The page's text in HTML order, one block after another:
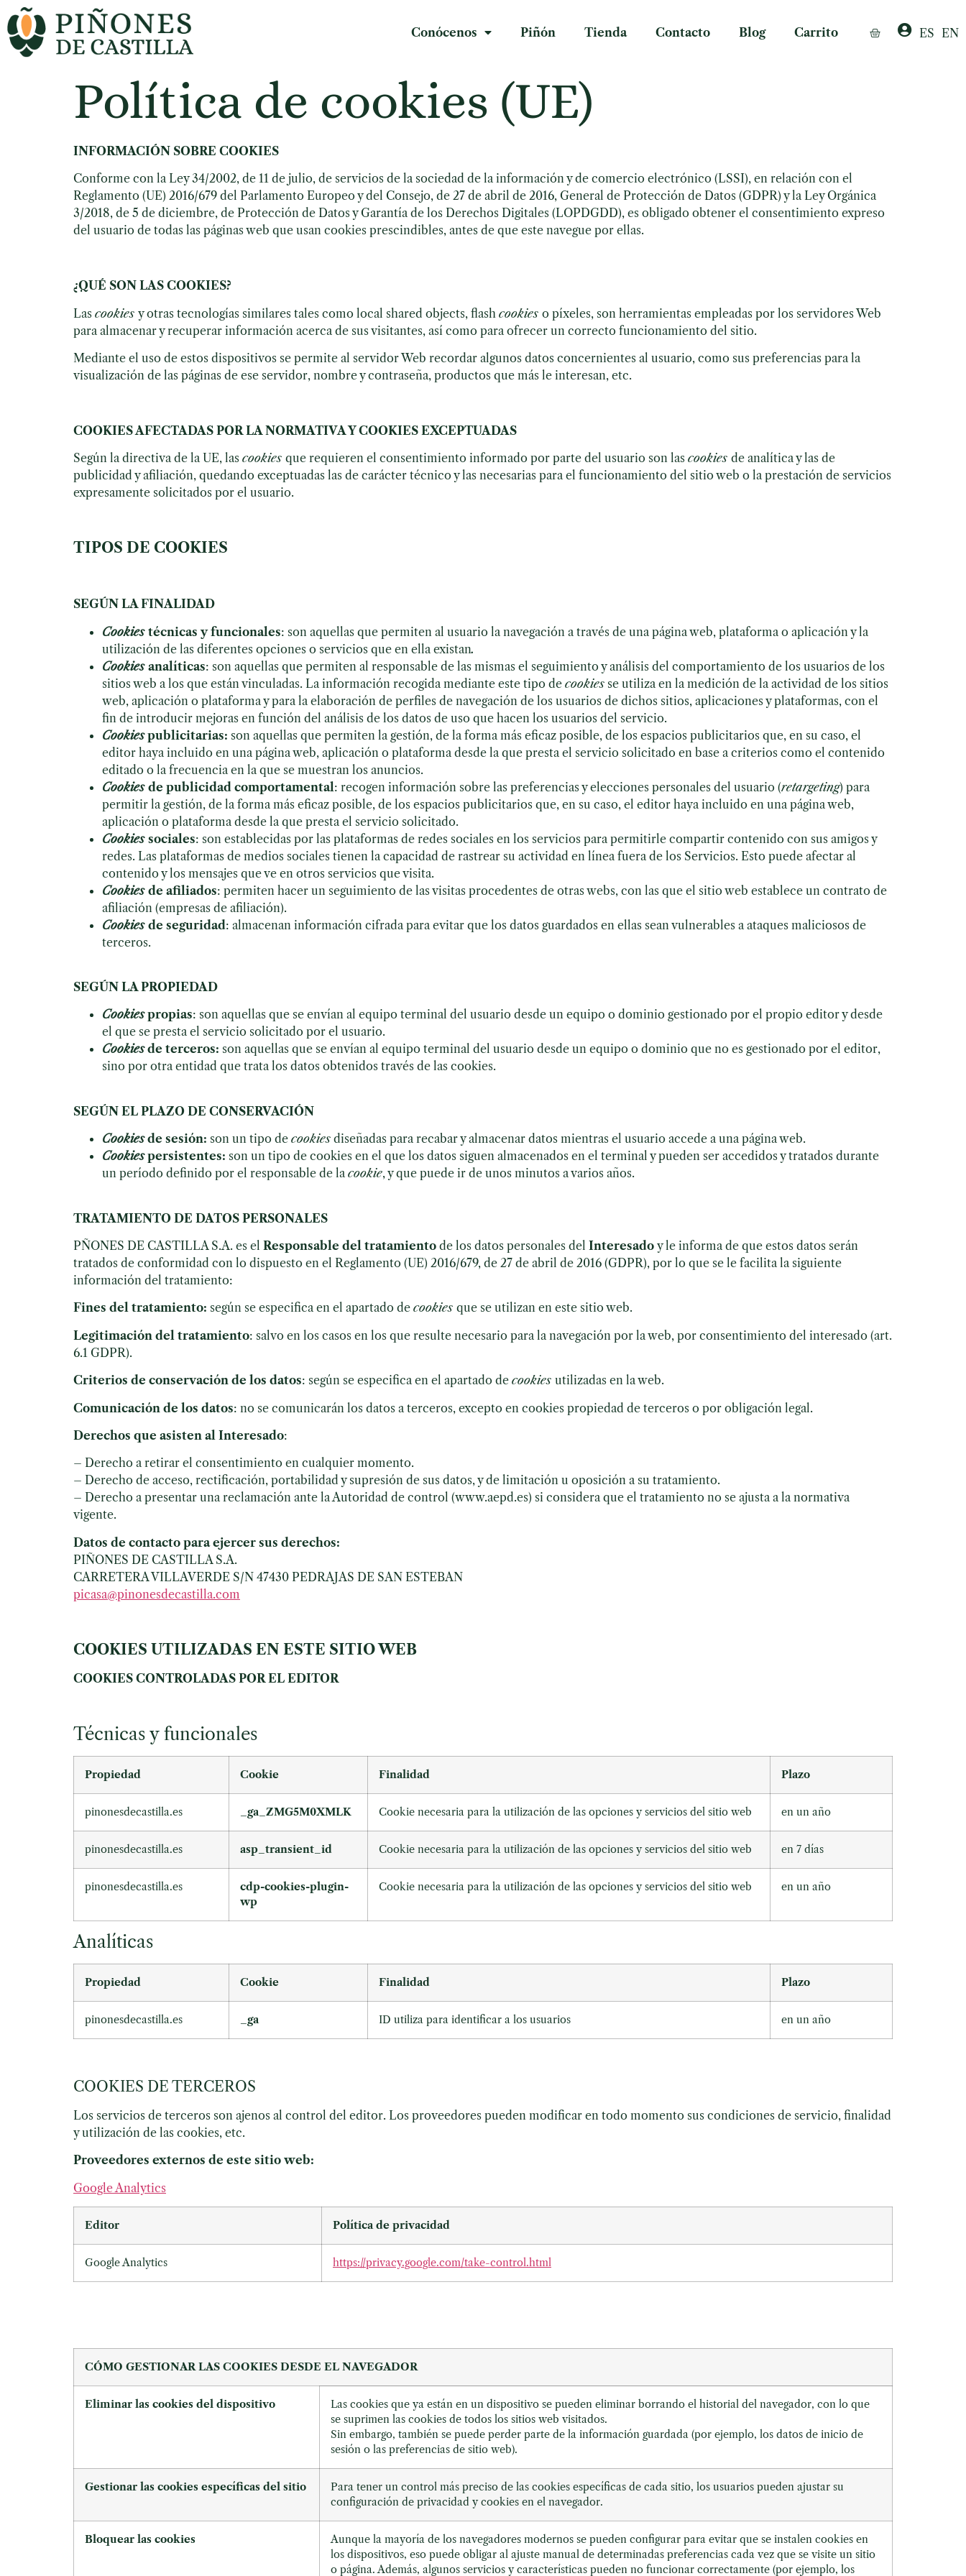
Conócenos Piñón Tienda Contacto Blog Carrito ES EN
Política de cookies (UE)
INFORMACIÓN SOBRE COOKIES
Conforme con la Ley 34/2002, de 11 de julio, de servicios de la sociedad de la información y de comercio electrónico (LSSI), en relación con el
Reglamento (UE) 2016/679 del Parlamento Europeo y del Consejo, de 27 de abril de 2016, General de Protección de Datos (GDPR) y la Ley Orgánica
3/2018, de 5 de diciembre, de Protección de Datos y Garantía de los Derechos Digitales (LOPDGDD), es obligado obtener el consentimiento expreso
del usuario de todas las páginas web que usan cookies prescindibles, antes de que este navegue por ellas.
¿QUÉ SON LAS COOKIES?
Las cookies y otras tecnologías similares tales como local shared objects, flash cookies o píxeles, son herramientas empleadas por los servidores Web
para almacenar y recuperar información acerca de sus visitantes, así como para ofrecer un correcto funcionamiento del sitio.
Mediante el uso de estos dispositivos se permite al servidor Web recordar algunos datos concernientes al usuario, como sus preferencias para la
visualización de las páginas de ese servidor, nombre y contraseña, productos que más le interesan, etc.
COOKIES AFECTADAS POR LA NORMATIVA Y COOKIES EXCEPTUADAS
Según la directiva de la UE, las cookies que requieren el consentimiento informado por parte del usuario son las cookies de analítica y las de
publicidad y afiliación, quedando exceptuadas las de carácter técnico y las necesarias para el funcionamiento del sitio web o la prestación de servicios
expresamente solicitados por el usuario.
TIPOS DE COOKIES
SEGÚN LA FINALIDAD
Cookies técnicas y funcionales: son aquellas que permiten al usuario la navegación a través de una página web, plataforma o aplicación y la
utilización de las diferentes opciones o servicios que en ella existan.
Cookies analíticas: son aquellas que permiten al responsable de las mismas el seguimiento y análisis del comportamiento de los usuarios de los
sitios web a los que están vinculadas. La información recogida mediante este tipo de cookies se utiliza en la medición de la actividad de los sitios
web, aplicación o plataforma y para la elaboración de perfiles de navegación de los usuarios de dichos sitios, aplicaciones y plataformas, con el
fin de introducir mejoras en función del análisis de los datos de uso que hacen los usuarios del servicio.
Cookies publicitarias: son aquellas que permiten la gestión, de la forma más eficaz posible, de los espacios publicitarios que, en su caso, el
editor haya incluido en una página web, aplicación o plataforma desde la que presta el servicio solicitado en base a criterios como el contenido
editado o la frecuencia en la que se muestran los anuncios.
Cookies de publicidad comportamental : recogen información sobre las preferencias y elecciones personales del usuario (retargeting) para
permitir la gestión, de la forma más eficaz posible, de los espacios publicitarios que, en su caso, el editor haya incluido en una página web,
aplicación o plataforma desde la que presta el servicio solicitado.
Cookies sociales: son establecidas por las plataformas de redes sociales en los servicios para permitirle compartir contenido con sus amigos y
redes. Las plataformas de medios sociales tienen la capacidad de rastrear su actividad en línea fuera de los Servicios. Esto puede afectar al
contenido y los mensajes que ve en otros servicios que visita.
Cookies de afiliados: permiten hacer un seguimiento de las visitas procedentes de otras webs, con las que el sitio web establece un contrato de
afiliación (empresas de afiliación).
Cookies de seguridad: almacenan información cifrada para evitar que los datos guardados en ellas sean vulnerables a ataques maliciosos de
terceros.
SEGÚN LA PROPIEDAD
Cookiespropias: son aquellas que se envían al equipo terminal del usuario desde un equipo o dominio gestionado por el propio editor y desde
el que se presta el servicio solicitado por el usuario.
Cookies de terceros: son aquellas que se envían al equipo terminal del usuario desde un equipo o dominio que no es gestionado por el editor,
sino por otra entidad que trata los datos obtenidos través de las cookies.
SEGÚN EL PLAZO DE CONSERVACIÓN
Cookiesde sesión: son un tipo de cookies diseñadas para recabar y almacenar datos mientras el usuario accede a una página web.
Cookiespersistentes: son un tipo de cookies en el que los datos siguen almacenados en el terminal y pueden ser accedidos y tratados durante
un período definido por el responsable de la cookie, y que puede ir de unos minutos a varios años.
TRATAMIENTO DE DATOS PERSONALES
PÑONES DE CASTILLA S.A. es el Responsable del tratamiento de los datos personales del Interesado y le informa de que estos datos serán
tratados de conformidad con lo dispuesto en el Reglamento (UE) 2016/679, de 27 de abril de 2016 (GDPR), por lo que se le facilita la siguiente
información del tratamiento:
Fines del tratamiento: según se especifica en el apartado de cookies que se utilizan en este sitio web.
Legitimación del tratamiento: salvo en los casos en los que resulte necesario para la navegación por la web, por consentimiento del interesado (art.
6.1 GDPR).
Criterios de conservación de los datos: según se especifica en el apartado de cookies utilizadas en la web.
Comunicación de los datos: no se comunicarán los datos a terceros, excepto en cookies propiedad de terceros o por obligación legal.
Derechos que asisten al Interesado:
– Derecho a retirar el consentimiento en cualquier momento.
– Derecho de acceso, rectificación, portabilidad y supresión de sus datos, y de limitación u oposición a su tratamiento.
– Derecho a presentar una reclamación ante la Autoridad de control (www.aepd.es) si considera que el tratamiento no se ajusta a la normativa
vigente.
Datos de contacto para ejercer sus derechos:
PIÑONES DE CASTILLA S.A.
CARRETERA VILLAVERDE S/N 47430 PEDRAJAS DE SAN ESTEBAN
picasa@pinonesdecastilla.com
COOKIES UTILIZADAS EN ESTE SITIO WEB
COOKIES CONTROLADAS POR EL EDITOR
Técnicas y funcionales
Propiedad Cookie Finalidad Plazo
pinonesdecastilla.es _ga_ZMG5M0XMLK Cookie necesaria para la utilización de las opciones y servicios del sitio web en un año
pinonesdecastilla.es asp_transient_id Cookie necesaria para la utilización de las opciones y servicios del sitio web en 7 días
pinonesdecastilla.es
cdp-cookies-plugin-
wp
Cookie necesaria para la utilización de las opciones y servicios del sitio web en un año
Analíticas
Propiedad Cookie Finalidad Plazo
pinonesdecastilla.es _ga ID utiliza para identificar a los usuarios en un año
COOKIES DE TERCEROS
Los servicios de terceros son ajenos al control del editor. Los proveedores pueden modificar en todo momento sus condiciones de servicio, finalidad
y utilización de las cookies, etc.
Proveedores externos de este sitio web:
Google Analytics
Editor Política de privacidad
Google Analytics https://privacy.google.com/take-control.html
CÓMO GESTIONAR LAS COOKIES DESDE EL NAVEGADOR
Eliminar las cookies del dispositivo
Las cookies que ya están en un dispositivo se pueden eliminar borrando el historial del navegador, con lo que
se suprimen las cookies de todos los sitios web visitados.
Sin embargo, también se puede perder parte de la información guardada (por ejemplo, los datos de inicio de
sesión o las preferencias de sitio web).
Gestionar las cookies específicas del sitio
Para tener un control más preciso de las cookies específicas de cada sitio, los usuarios pueden ajustar su
configuración de privacidad y cookies en el navegador.
Bloquear las cookies
Aunque la mayoría de los navegadores modernos se pueden configurar para evitar que se instalen cookies en
los dispositivos, eso puede obligar al ajuste manual de determinadas preferencias cada vez que se visite un sitio
o página. Además, algunos servicios y características pueden no funcionar correctamente (por ejemplo, los